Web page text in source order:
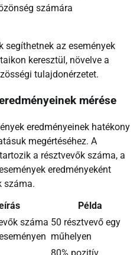
számára
segíthetnek az események
keresztül, növelve a
tulajdonérzetet.
mérése
eredményeinek hatékony
megértéséhez. A
a résztvevők száma, a
eredményeként
száma.
Példa
száma 50 résztvevő egy
műhelyen